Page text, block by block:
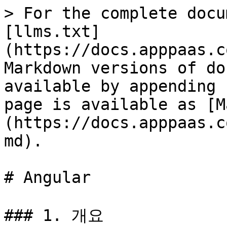
> For the complete
[llms.txt]
(https://
Markdown versions of
available by
page is available as
(https://
md).
# Angular
### 1. 개요